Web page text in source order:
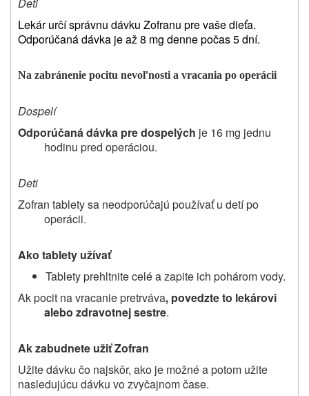
Lekár určí správnu dávku Zofranu pre vaše dieťa.
Odporúčaná dávka je až 8 mg denne počas 5 dní.
Na zabránenie pocitu nevoľnosti a vracania po operácii
Dospelí
Odporúčaná dávka pre dospelých je 16 mg jednu
hodinu pred operáciou.
Deti
Zofran tablety sa neodporúčajú používať u detí po
operácii.
Ako tablety užívať
Tablety prehltnite celé a zapite ich pohárom vody.
Ak pocit na vracanie pretrváva, povedzte to lekárovi
alebo zdravotnej sestre.
Ak zabudnete užiť Zofran
Užite dávku čo najskôr, ako je možné a potom užite
nasledujúcu dávku vo zvyčajnom čase.